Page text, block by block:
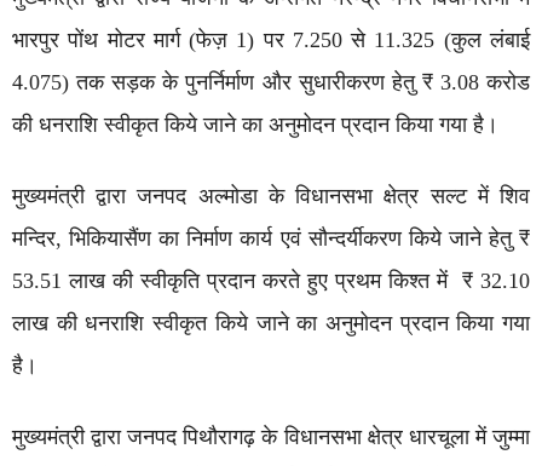
भारपुर पोंथ मोटर मार्ग (फेज़ 1) पर 7.250 से 11.325 (कुल लंबाई
4.075) तक सड़क के पुनर्निर्माण और सुधारीकरण हेतु ₹ 3.08 करोड
की धनराशि स्वीकृत किये जाने का अनुमोदन प्रदान किया गया है।
मुख्यमंत्री द्वारा जनपद अल्मोडा के विधानसभा क्षेत्र सल्ट में शिव
मन्दिर, भिकियासैंण का निर्माण कार्य एवं सौन्दर्यीकरण किये जाने हेतु ₹
53.51 लाख की स्वीकृति प्रदान करते हुए प्रथम किश्त में ₹ 32.10
लाख की धनराशि स्वीकृत किये जाने का अनुमोदन प्रदान किया गया
है।
मुख्यमंत्री द्वारा जनपद पिथौरागढ़ के विधानसभा क्षेत्र धारचूला में जुम्मा